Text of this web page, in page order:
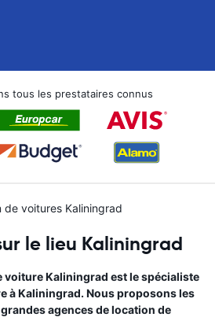
tous les prestataires connus
de voitures Kaliningrad
le lieu Kaliningrad
voitureKaliningrad est le spécialiste
àKaliningrad. Nous proposons les
agences de location de